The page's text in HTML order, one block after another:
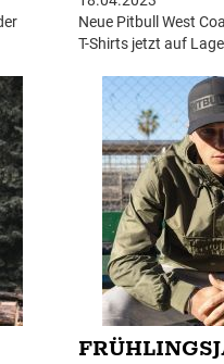
-
Neue Pitbull West
T-Shirts jetzt auf